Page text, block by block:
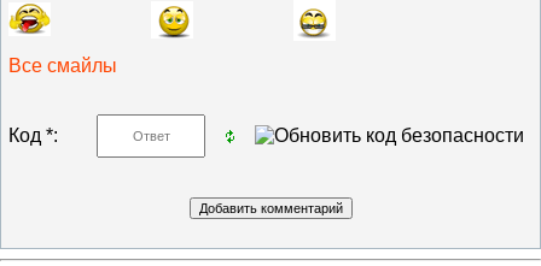
Все смайлы
Код *: